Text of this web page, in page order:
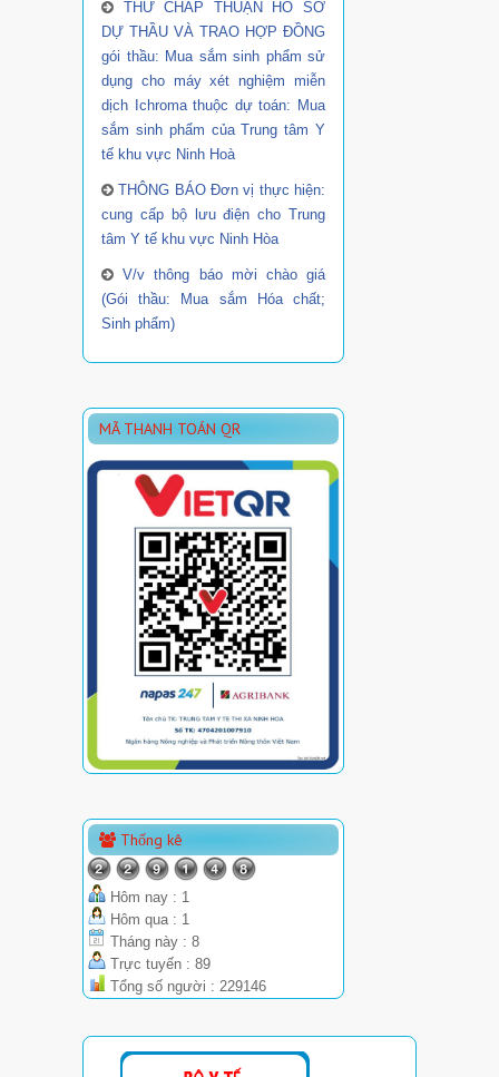
THƯ CHẤP THUẬN HỒ SƠ
DỰ THẦU VÀ TRAO HỢP ĐỒNG
gói thầu: Mua sắm sinh phẩm sử
dụng cho máy xét nghiệm miễn
dịch Ichroma thuộc dự toán: Mua
sắm sinh phẩm của Trung tâm Y
tế khu vực Ninh Hoà
THÔNG BÁO Đơn vị thực hiện:
cung cấp bộ lưu điện cho Trung
tâm Y tế khu vực Ninh Hòa
V/v thông báo mời chào giá
(Gói thầu: Mua sắm Hóa chất;
Sinh phẩm)
MÃ THANH TOÁN QR
Thống kê
Hôm nay : 1
Hôm qua : 1
Tháng này : 8
Trực tuyến : 89
Tổng số người : 229146